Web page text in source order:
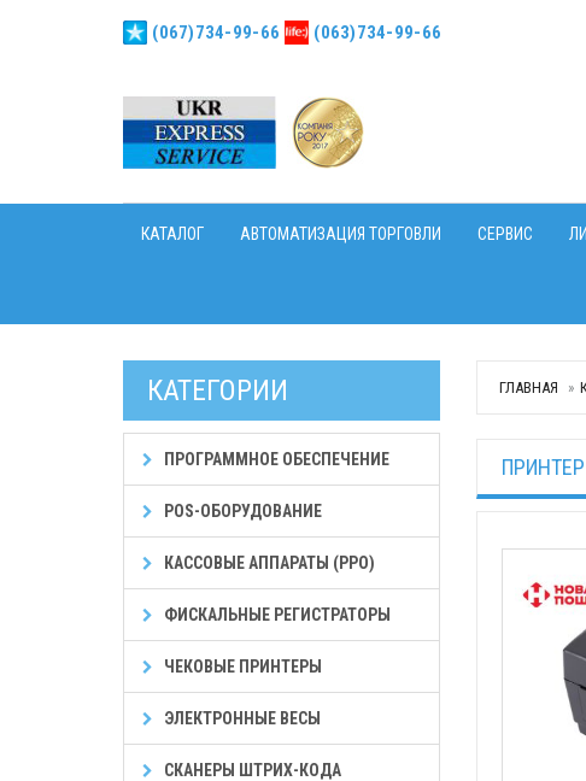
(067)734-99-66 (063)734-99-66
КАТАЛОГ АВТОМАТИЗАЦИЯ ТОРГОВЛИ СЕРВИС
ГЛАВНАЯ
КАТЕГОРИИ
ПРОГРАММНОЕ ОБЕСПЕЧЕНИЕ
POS-ОБОРУДОВАНИЕ
КАССОВЫЕ АППАРАТЫ (РРО)
ФИСКАЛЬНЫЕ РЕГИСТРАТОРЫ
ЧЕКОВЫЕ ПРИНТЕРЫ
ЭЛЕКТРОННЫЕ ВЕСЫ
СКАНЕРЫ ШТРИХ-КОДА